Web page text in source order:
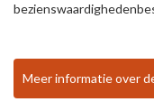
Meer informatie over